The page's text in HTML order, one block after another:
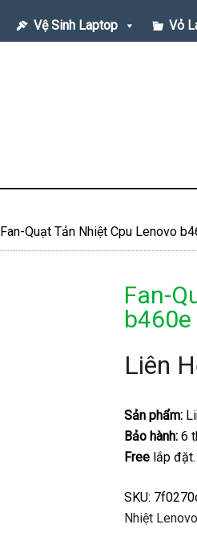
Vệ Sinh Laptop Vỏ
Fan-Quạt Tản Nhiệt Cpu Lenovo
Fan-
b460e
Liên
Sản phẩm:
Bảo hành:6
Freelắp đặt.
SKU:
Nhiệt Lenovo